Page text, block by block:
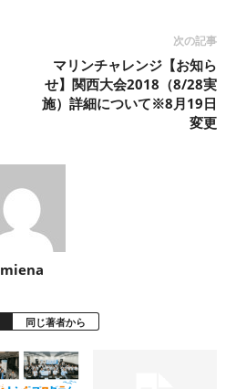
次の記事
マリンチャレンジ【お知ら
せ】関西大会2018（8/28実
施）詳細について※8月19日
変更
miena
同じ著者から